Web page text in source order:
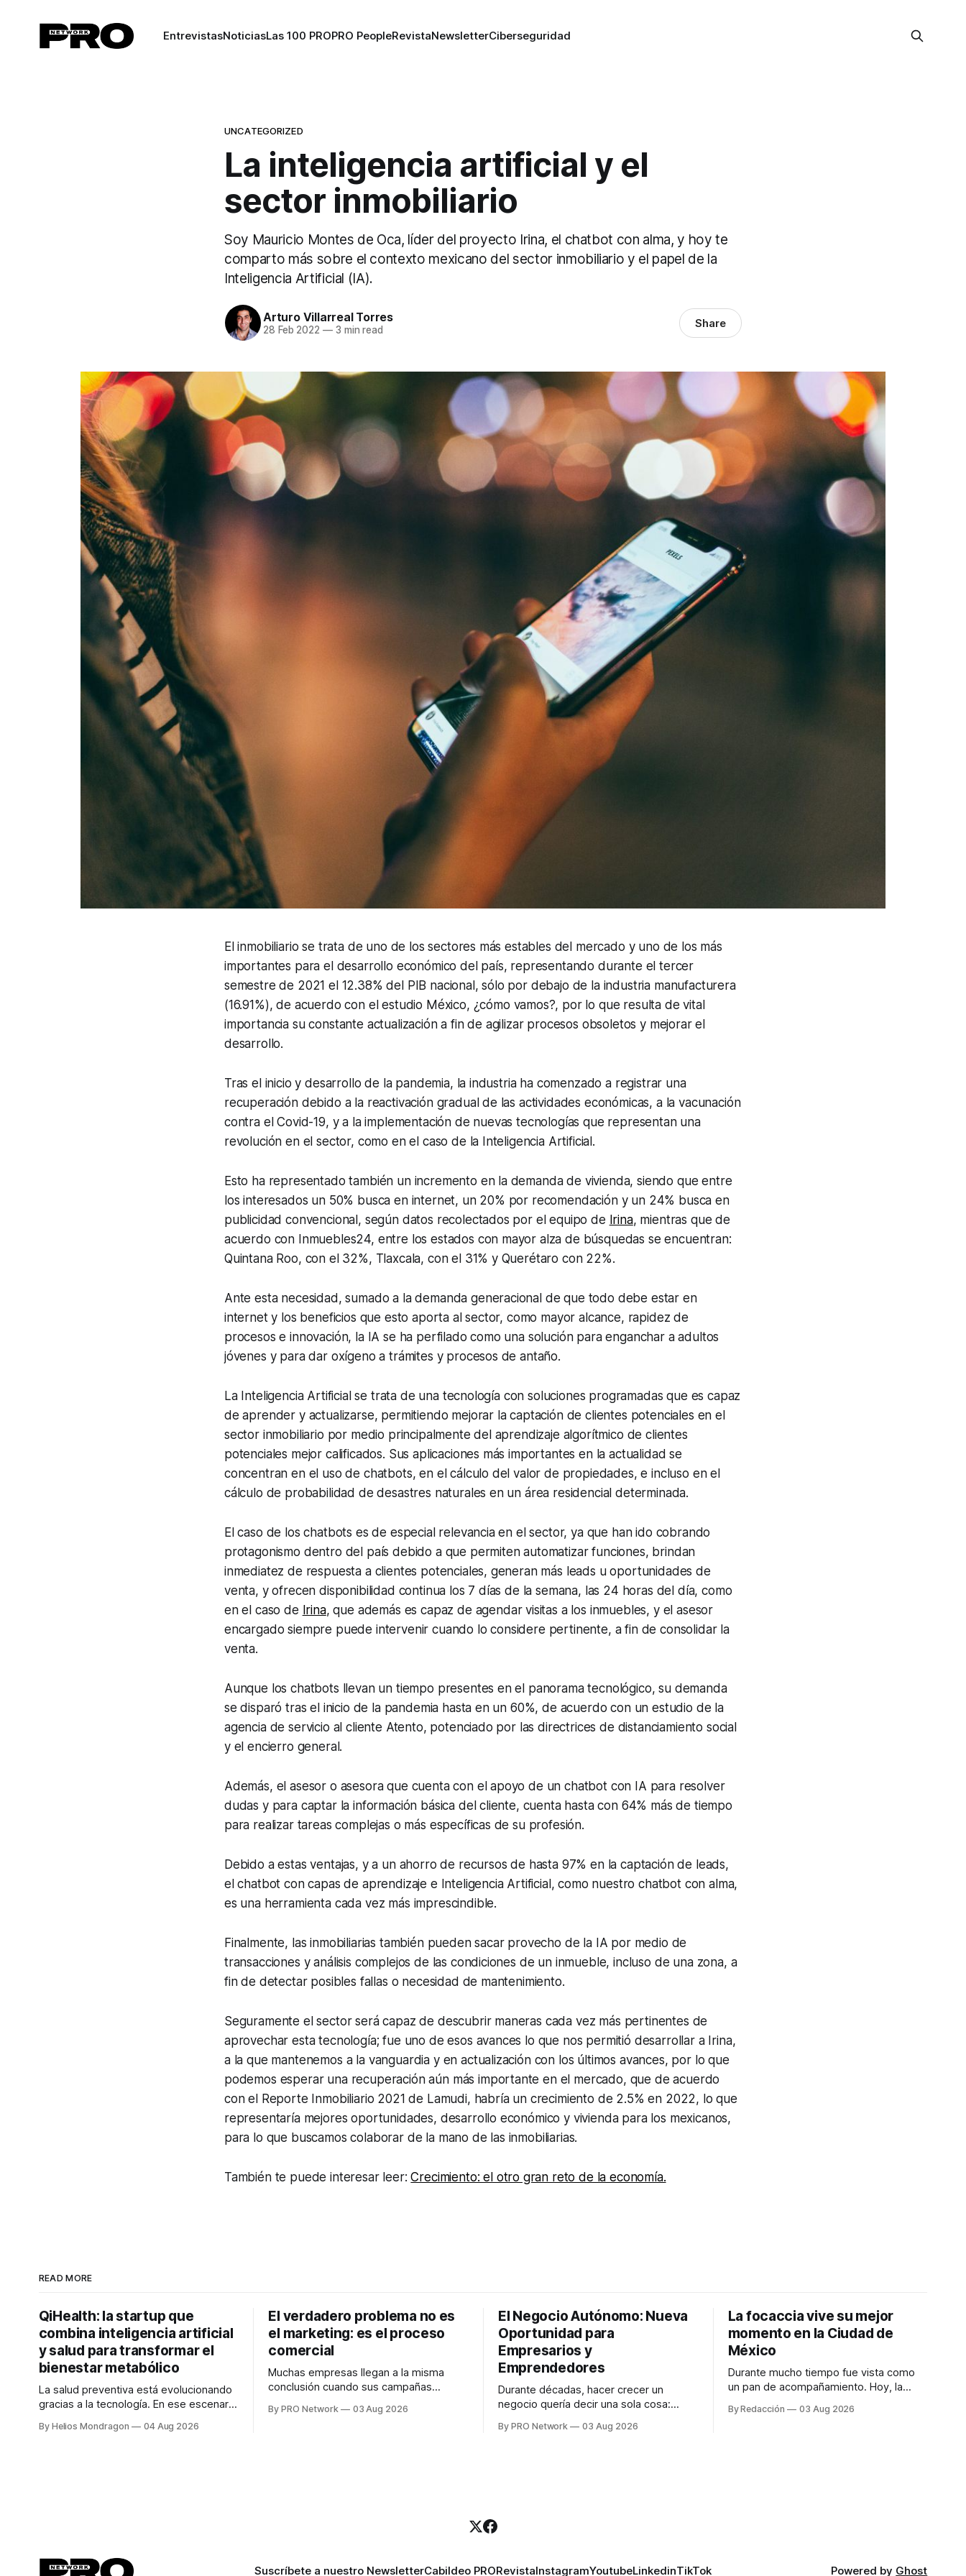
EntrevistasNoticiasLas 100 PROPRO PeopleRevistaNewsletterCiberseguridad
UNCATEGORIZED
La inteligencia artificial y el
sector inmobiliario
Soy Mauricio Montes de Oca, líder del proyecto Irina, el chatbot con alma, y hoy te
comparto más sobre el contexto mexicano del sector inmobiliario y el papel de la
Inteligencia Artificial (IA).
Arturo Villarreal Torres
28 Feb 2022 —3 min read Share
El inmobiliario se trata de uno de los sectores más estables del mercado y uno de los más
importantes para el desarrollo económico del país, representando durante el tercer
semestre de 2021 el 12.38% del PIB nacional, sólo por debajo de la industria manufacturera
(16.91%), de acuerdo con el estudio México, ¿cómo vamos?, por lo que resulta de vital
importancia su constante actualización a fin de agilizar procesos obsoletos y mejorar el
desarrollo.
Tras el inicio y desarrollo de la pandemia, la industria ha comenzado a registrar una
recuperación debido a la reactivación gradual de las actividades económicas, a la vacunación
contra el Covid-19, y a la implementación de nuevas tecnologías que representan una
revolución en el sector, como en el caso de la Inteligencia Artificial.
Esto ha representado también un incremento en la demanda de vivienda, siendo que entre
los interesados un 50% busca en internet, un 20% por recomendación y un 24% busca en
publicidad convencional, según datos recolectados por el equipo de Irina, mientras que de
acuerdo con Inmuebles24, entre los estados con mayor alza de búsquedas se encuentran:
Quintana Roo, con el 32%, Tlaxcala, con el 31% y Querétaro con 22%.
Ante esta necesidad, sumado a la demanda generacional de que todo debe estar en
internet y los beneficios que esto aporta al sector, como mayor alcance, rapidez de
procesos e innovación, la IA se ha perfilado como una solución para enganchar a adultos
jóvenes y para dar oxígeno a trámites y procesos de antaño.
La Inteligencia Artificial se trata de una tecnología con soluciones programadas que es capaz
de aprender y actualizarse, permitiendo mejorar la captación de clientes potenciales en el
sector inmobiliario por medio principalmente del aprendizaje algorítmico de clientes
potenciales mejor calificados. Sus aplicaciones más importantes en la actualidad se
concentran en el uso de chatbots, en el cálculo del valor de propiedades, e incluso en el
cálculo de probabilidad de desastres naturales en un área residencial determinada.
El caso de los chatbots es de especial relevancia en el sector, ya que han ido cobrando
protagonismo dentro del país debido a que permiten automatizar funciones, brindan
inmediatez de respuesta a clientes potenciales, generan más leads u oportunidades de
venta, y ofrecen disponibilidad continua los 7 días de la semana, las 24 horas del día, como
en el caso de Irina, que además es capaz de agendar visitas a los inmuebles, y el asesor
encargado siempre puede intervenir cuando lo considere pertinente, a fin de consolidar la
venta.
Aunque los chatbots llevan un tiempo presentes en el panorama tecnológico, su demanda
se disparó tras el inicio de la pandemia hasta en un 60%, de acuerdo con un estudio de la
agencia de servicio al cliente Atento, potenciado por las directrices de distanciamiento social
y el encierro general.
Además, el asesor o asesora que cuenta con el apoyo de un chatbot con IA para resolver
dudas y para captar la información básica del cliente, cuenta hasta con 64% más de tiempo
para realizar tareas complejas o más específicas de su profesión.
Debido a estas ventajas, y a un ahorro de recursos de hasta 97% en la captación de leads,
el chatbot con capas de aprendizaje e Inteligencia Artificial, como nuestro chatbot con alma,
es una herramienta cada vez más imprescindible.
Finalmente, las inmobiliarias también pueden sacar provecho de la IA por medio de
transacciones y análisis complejos de las condiciones de un inmueble, incluso de una zona, a
fin de detectar posibles fallas o necesidad de mantenimiento.
Seguramente el sector será capaz de descubrir maneras cada vez más pertinentes de
aprovechar esta tecnología; fue uno de esos avances lo que nos permitió desarrollar a Irina,
a la que mantenemos a la vanguardia y en actualización con los últimos avances, por lo que
podemos esperar una recuperación aún más importante en el mercado, que de acuerdo
con el Reporte Inmobiliario 2021 de Lamudi, habría un crecimiento de 2.5% en 2022, lo que
representaría mejores oportunidades, desarrollo económico y vivienda para los mexicanos,
para lo que buscamos colaborar de la mano de las inmobiliarias.
También te puede interesar leer:Crecimiento: el otro gran reto de la economía.
READ MORE
QiHealth: la startup que
combina inteligencia artificial
y salud para transformar el
bienestar metabólico
La salud preventiva está evolucionando
gracias a la tecnología. En ese escenario
desarrolla un ecosistema digital capaz
By Helios Mondragon 04 Aug 2026
El verdadero problema no es
el marketing: es el proceso
comercial
Muchas empresas llegan a la misma
conclusión cuando sus campañas
marketing no funciona". Sin embargo,
By PRO Network 03 Aug 2026
El Negocio Autónomo: Nueva
Oportunidad para
Empresarios y
Emprendedores
Durante décadas, hacer crecer un
negocio quería decir una sola cosa:
anuncios, un especialista en marketing
By PRO Network 03 Aug 2026
La focaccia vive su mejor
momento en la Ciudad de
México
Durante mucho tiempo fue vista como
un pan de acompañamiento. Hoy, la
platillos favoritos de quienes buscan
By Redacción 03 Aug 2026
Suscríbete a nuestro NewsletterCabildeo PRORevistaInstagramYoutubeLinkedinTikTok Powered by Ghost